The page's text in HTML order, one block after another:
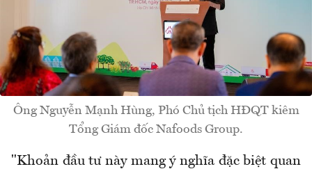
Ông Nguyễn Mạnh Hùng, Phó Chủ tịch HĐQT kiêm
Tổng Giám đốc Nafoods Group.
"Khoản đầu tư này mang ý nghĩa đặc biệt quan